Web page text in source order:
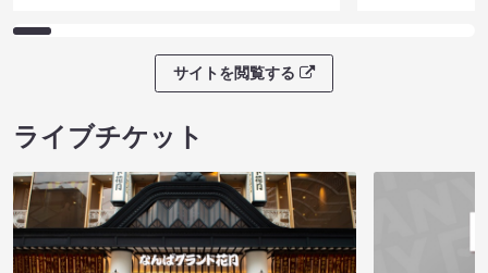
サイトを閲覧する
ライブチケット